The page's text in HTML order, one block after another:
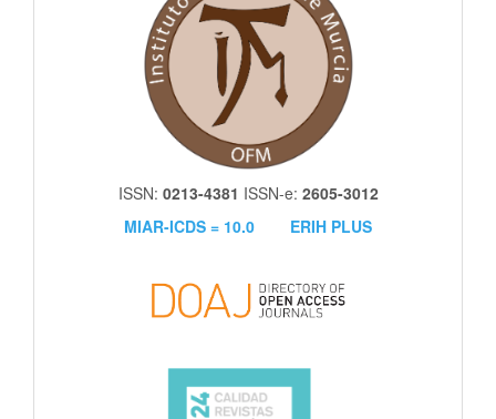
ISSN: 0213-4381 ISSN-e: 2605-3012
MIAR-ICDS = 10.0
ERIH PLUS